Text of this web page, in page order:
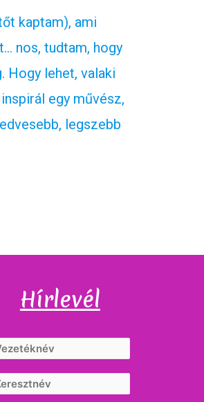
kaptam), ami
nos, tudtam, hogy
Hogy lehet, valaki
egy művész,
legszebb
Hírlevél